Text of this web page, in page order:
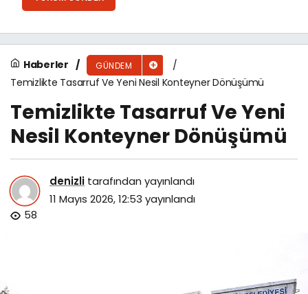
Haberler GÜNDEM
Temizlikte Tasarruf Ve Yeni Nesil Konteyner Dönüşümü
Temizlikte Tasarruf Ve Yeni
Nesil Konteyner Dönüşümü
denizli tarafından yayınlandı
11 Mayıs 2026, 12:53 yayınlandı
58